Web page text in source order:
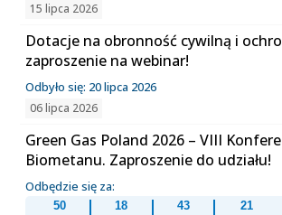
15 lipca 2026
Dotacje na obronność cywilną i
zaproszenie na webinar!
Odbyło się: 20 lipca 2026
06 lipca 2026
Green Gas Poland 2026 – VIII
Biometanu. Zaproszenie do udziału!
Odbędzie się za:
50 18 43 21